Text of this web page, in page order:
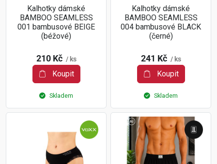
Kalhotky dámské
BAMBOO SEAMLESS
001 bambusové BEIGE
(béžové)
210 Kč / ks
Koupit
Skladem
Kalhotky dámské
BAMBOO SEAMLESS
004 bambusové BLACK
(černé)
241 Kč / ks
Koupit
Skladem